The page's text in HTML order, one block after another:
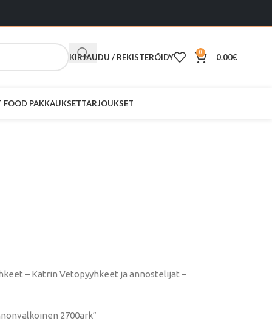
KIRJAUDU / REKISTERÖIDY 0 0.00€
FOOD PAKKAUKSETTARJOUKSET
– Katrin Vetopyyhkeet ja annostelijat –
2700ark”